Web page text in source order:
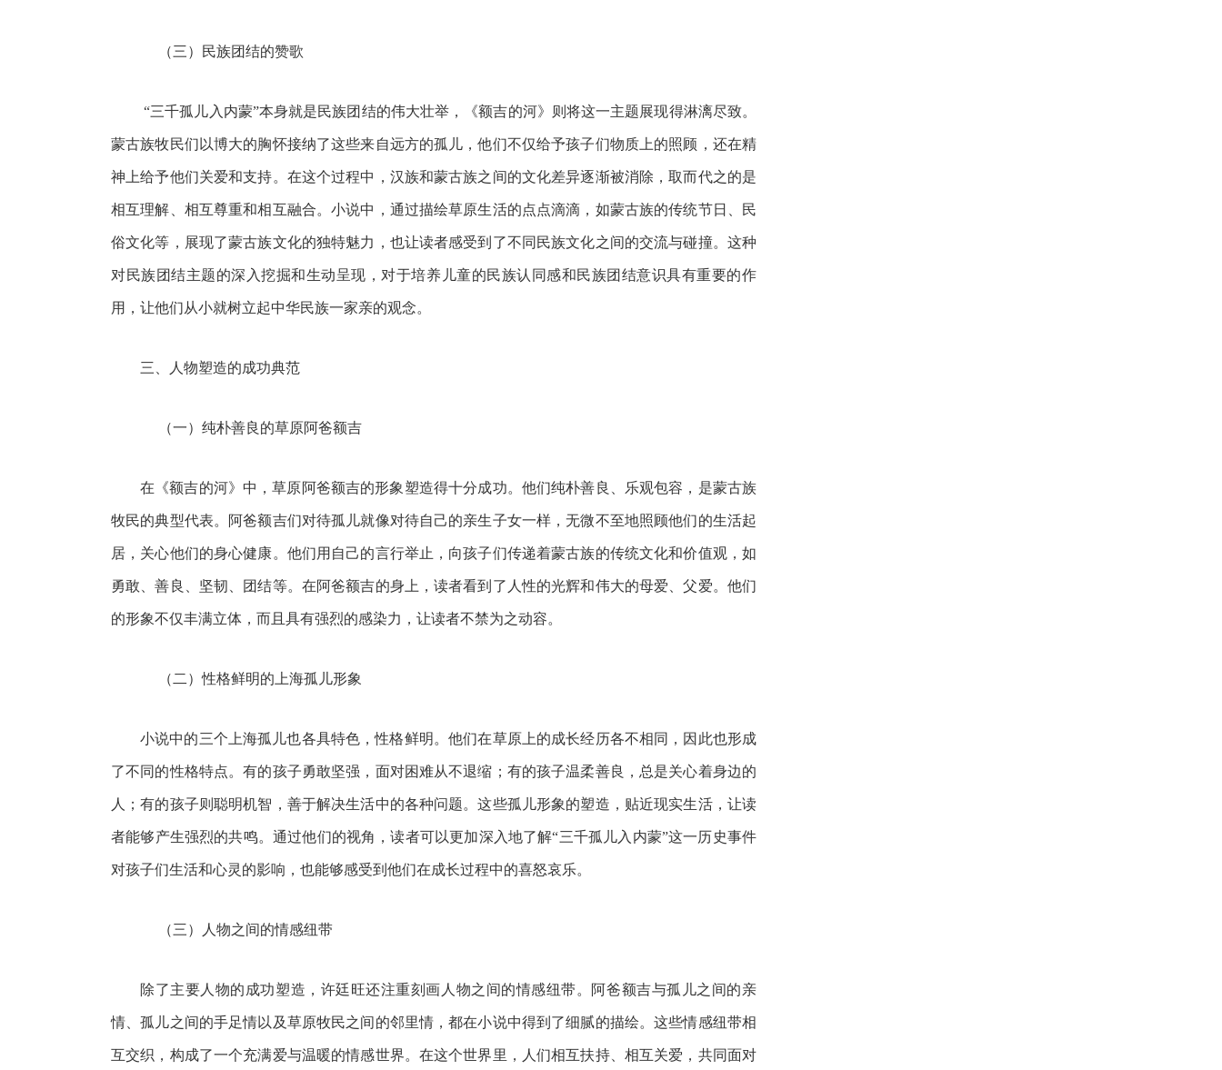
（三）民族团结的赞歌
“三千孤儿入内蒙”本身就是民族团结的伟大壮举，《额吉的河》则将这一主题展现得淋漓尽致。
蒙古族牧民们以博大的胸怀接纳了这些来自远方的孤儿，他们不仅给予孩子们物质上的照顾，还在精
神上给予他们关爱和支持。在这个过程中，汉族和蒙古族之间的文化差异逐渐被消除，取而代之的是
相互理解、相互尊重和相互融合。小说中，通过描绘草原生活的点点滴滴，如蒙古族的传统节日、民
俗文化等，展现了蒙古族文化的独特魅力，也让读者感受到了不同民族文化之间的交流与碰撞。这种
对民族团结主题的深入挖掘和生动呈现，对于培养儿童的民族认同感和民族团结意识具有重要的作
用，让他们从小就树立起中华民族一家亲的观念。
三、人物塑造的成功典范
（一）纯朴善良的草原阿爸额吉
在《额吉的河》中，草原阿爸额吉的形象塑造得十分成功。他们纯朴善良、乐观包容，是蒙古族
牧民的典型代表。阿爸额吉们对待孤儿就像对待自己的亲生子女一样，无微不至地照顾他们的生活起
居，关心他们的身心健康。他们用自己的言行举止，向孩子们传递着蒙古族的传统文化和价值观，如
勇敢、善良、坚韧、团结等。在阿爸额吉的身上，读者看到了人性的光辉和伟大的母爱、父爱。他们
的形象不仅丰满立体，而且具有强烈的感染力，让读者不禁为之动容。
（二）性格鲜明的上海孤儿形象
小说中的三个上海孤儿也各具特色，性格鲜明。他们在草原上的成长经历各不相同，因此也形成
了不同的性格特点。有的孩子勇敢坚强，面对困难从不退缩；有的孩子温柔善良，总是关心着身边的
人；有的孩子则聪明机智，善于解决生活中的各种问题。这些孤儿形象的塑造，贴近现实生活，让读
者能够产生强烈的共鸣。通过他们的视角，读者可以更加深入地了解“三千孤儿入内蒙”这一历史事件
对孩子们生活和心灵的影响，也能够感受到他们在成长过程中的喜怒哀乐。
（三）人物之间的情感纽带
除了主要人物的成功塑造，许廷旺还注重刻画人物之间的情感纽带。阿爸额吉与孤儿之间的亲
情、孤儿之间的手足情以及草原牧民之间的邻里情，都在小说中得到了细腻的描绘。这些情感纽带相
互交织，构成了一个充满爱与温暖的情感世界。在这个世界里，人们相互扶持、相互关爱，共同面对